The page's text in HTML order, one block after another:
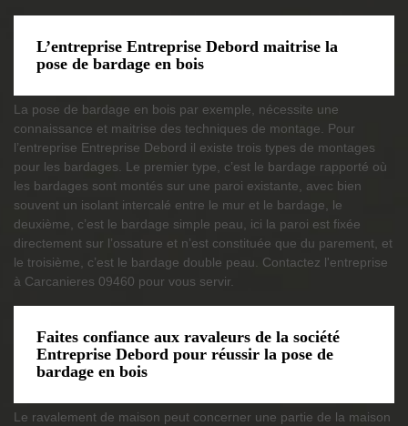
L’entreprise Entreprise Debord maitrise la
pose de bardage en bois
La pose de bardage en bois par exemple, nécessite une
connaissance et maitrise des techniques de montage. Pour
l’entreprise Entreprise Debord il existe trois types de montages
pour les bardages. Le premier type, c’est le bardage rapporté où
les bardages sont montés sur une paroi existante, avec bien
souvent un isolant intercalé entre le mur et le bardage, le
deuxième, c’est le bardage simple peau, ici la paroi est fixée
directement sur l’ossature et n’est constituée que du parement, et
le troisième, c’est le bardage double peau. Contactez l'entreprise
à Carcanieres 09460 pour vous servir.
Faites confiance aux ravaleurs de la société
Entreprise Debord pour réussir la pose de
bardage en bois
Le ravalement de maison peut concerner une partie de la maison